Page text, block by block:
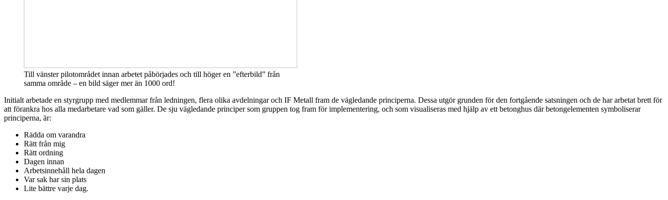
Till vänster pilotområdet innan arbetet påbörjades och till höger en ”efterbild” från
samma område – en bild säger mer än 1000 ord!
Initialt arbetade en styrgrupp med medlemmar från ledningen, flera olika avdelningar och IF Metall fram de vägledande principerna. Dessa utgör grunden för den fortgående satsningen och de har arbetat brett för
att förankra hos alla medarbetare vad som gäller. De sju vägledande principer som gruppen tog fram för implementering, och som visualiseras med hjälp av ett betonghus där betongelementen symboliserar
principerna, är:
Rädda om varandra
Rätt från mig
Rätt ordning
Dagen innan
Arbetsinnehåll hela dagen
Var sak har sin plats
Lite bättre varje dag.